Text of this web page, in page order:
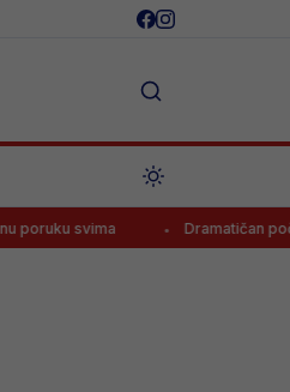
Dramatičan početak nove